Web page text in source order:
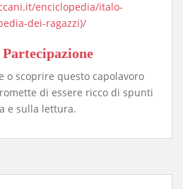
enciclopedia/italo-
dei-ragazzi)/
o scoprire questo capolavoro
di essere ricco di spunti
e sulla lettura.